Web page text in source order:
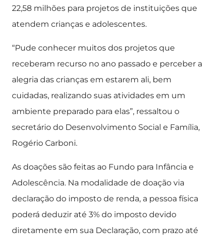
22,58 milhões para projetos de instituições que
atendem crianças e adolescentes.
“Pude conhecer muitos dos projetos que
receberam recurso no ano passado e perceber a
alegria das crianças em estarem ali, bem
cuidadas, realizando suas atividades em um
ambiente preparado para elas”, ressaltou o
secretário do Desenvolvimento Social e Família,
Rogério Carboni.
As doações são feitas ao Fundo para Infância e
Adolescência. Na modalidade de doação via
declaração do imposto de renda, a pessoa física
poderá deduzir até 3% do imposto devido
diretamente em sua Declaração, com prazo até